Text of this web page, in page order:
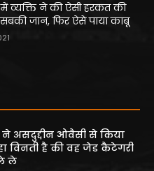
में व्यक्ति ने की ऐसी हरकत की
जान, फिर ऐसे पाया काबू
असदुद्दीन ओवैसी से किया
विनती है की वह जेड कैटेगरी
ले